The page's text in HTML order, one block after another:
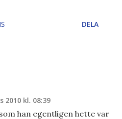
DELA
2010 kl. 08:39
han egentligen hette var